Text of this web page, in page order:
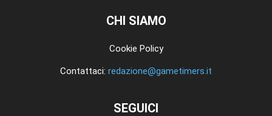
CHI SIAMO
Cookie Policy
Contattaci: redazione@gametimers.it
SEGUICI